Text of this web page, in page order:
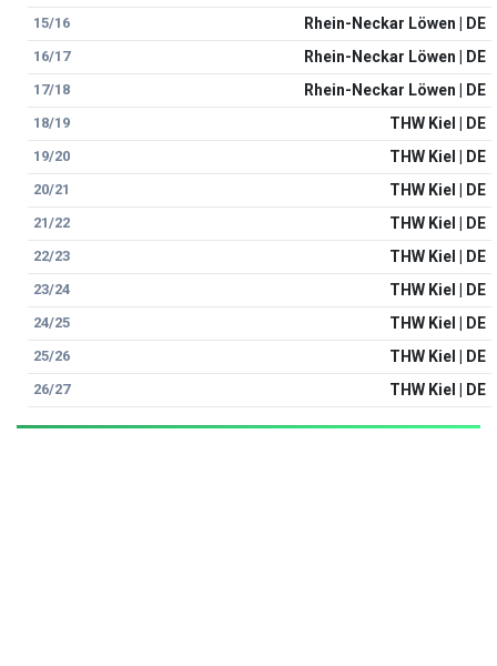
15/16 Rhein-Neckar Löwen | DE
16/17 Rhein-Neckar Löwen | DE
17/18 Rhein-Neckar Löwen | DE
18/19 THW Kiel | DE
19/20 THW Kiel | DE
20/21 THW Kiel | DE
21/22 THW Kiel | DE
22/23 THW Kiel | DE
23/24 THW Kiel | DE
24/25 THW Kiel | DE
25/26 THW Kiel | DE
26/27 THW Kiel | DE